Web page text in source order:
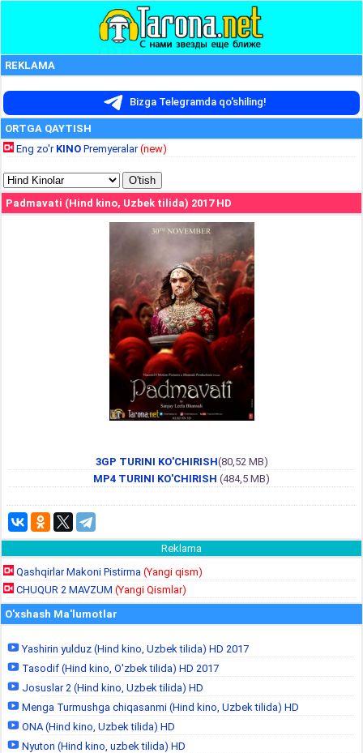
REKLAMA
Bizga Telegramda qo'shiling!
ORTGA QAYTISH
Eng zo'r KINO Premyeralar(new)
Padmavati (Hind kino, Uzbek tilida) 2017 HD
3GP TURINI KO'CHIRISH(80,52 MB)
MP4 TURINI KO'CHIRISH (484,5 MB)
Reklama
Qashqirlar Makoni Pistirma (Yangi qism)
CHUQUR 2 MAVZUM (Yangi Qismlar)
O'xshash Ma'lumotlar
Yashirin yulduz (Hind kino, Uzbek tilida) HD 2017
Tasodif (Hind kino, O'zbek tilida) HD 2017
Josuslar 2 (Hind kino, Uzbek tilida) HD
Menga Turmushga chiqasanmi (Hind kino, Uzbek tilida) HD
ONA (Hind kino, Uzbek tilida) HD
Nyuton (Hind kino, uzbek tilida) HD